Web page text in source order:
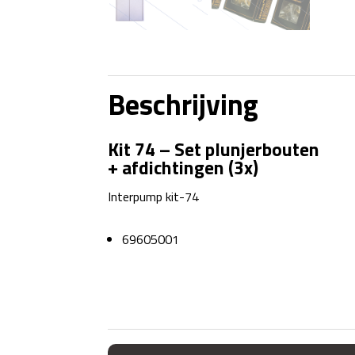
Beschrijving
Kit 74 – Set plunjerbouten
+ afdichtingen (3x)
Interpump kit-74
69605001